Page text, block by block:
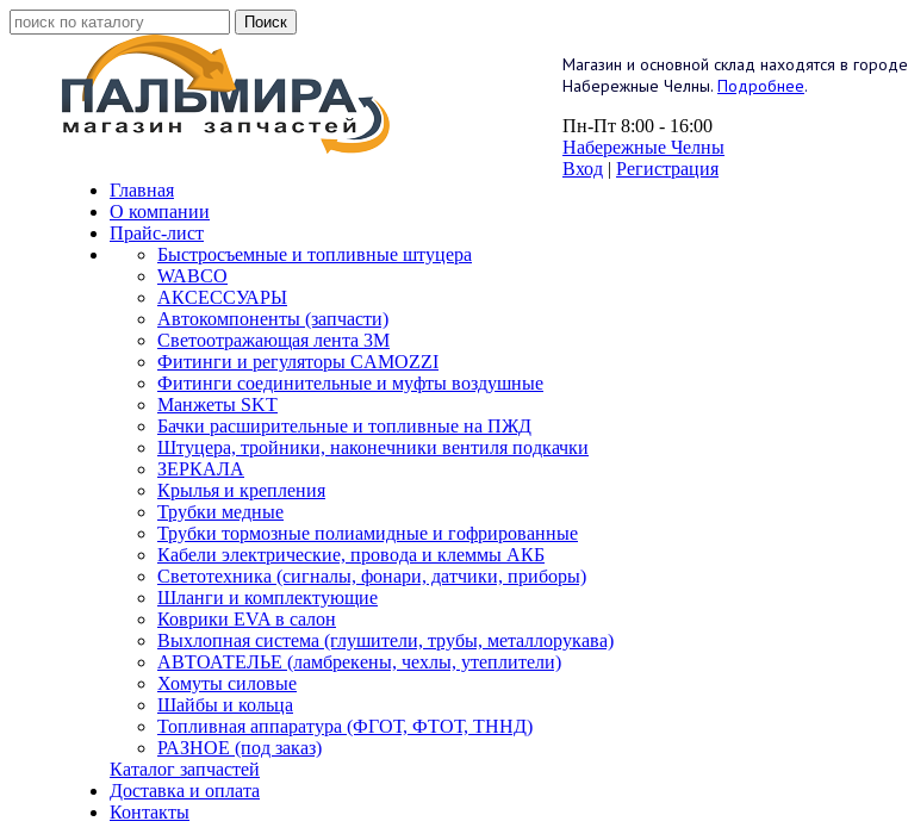
Магазин и основной склад находятся в городе
Набережные Челны. Подробнее.
Пн-Пт 8:00 - 16:00
Набережные Челны
Вход | Регистрация
Главная
О компании
Прайс-лист
Быстросъемные и топливные штуцера
WABCO
АКСЕССУАРЫ
Автокомпоненты (запчасти)
Светоотражающая лента 3М
Фитинги и регуляторы CAMOZZI
Фитинги соединительные и муфты воздушные
Манжеты SKT
Бачки расширительные и топливные на ПЖД
Штуцера, тройники, наконечники вентиля подкачки
ЗЕРКАЛА
Крылья и крепления
Трубки медные
Трубки тормозные полиамидные и гофрированные
Кабели электрические, провода и клеммы АКБ
Светотехника (сигналы, фонари, датчики, приборы)
Шланги и комплектующие
Коврики EVA в салон
Выхлопная система (глушители, трубы, металлорукава)
АВТОАТЕЛЬЕ (ламбрекены, чехлы, утеплители)
Хомуты силовые
Шайбы и кольца
Топливная аппаратура (ФГОТ, ФТОТ, ТННД)
РАЗНОЕ (под заказ)
Каталог запчастей
Доставка и оплата
Контакты